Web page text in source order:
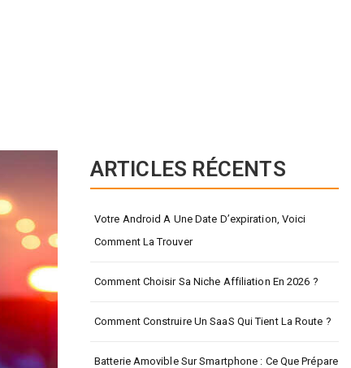
ARTICLES RÉCENTS
Votre Android A Une Date D’expiration, Voici
Comment La Trouver
Comment Choisir Sa Niche Affiliation En 2026 ?
Comment Construire Un SaaS Qui Tient La Route ?
Batterie Amovible Sur Smartphone : Ce Que Prépare